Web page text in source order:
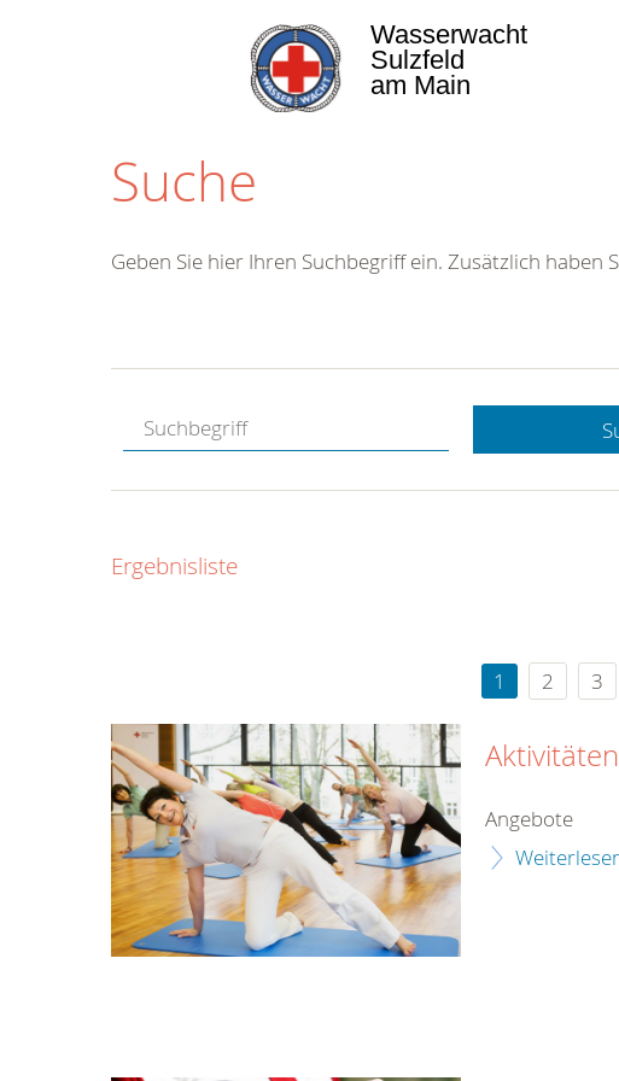
Wasserwacht
Sulzfeld
am Main
Suche
Hotline.
gerne.
rund um die Uhr
Geben Sie hier Ihren Suchbegriff ein. Zusätzlich haben
Ergebnisliste
1
2 3
Aktivitäten
Angebote